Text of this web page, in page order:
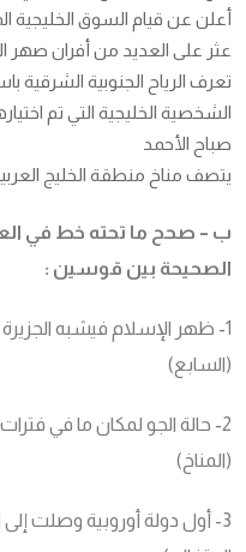
أعلن عن قيام السوق الخليجية
عثر على العديد من أفران صهر
تعرف الرياح الجنوبية الشرقية
الشخصية الخليجية التي تم
صباح الأحمد
يتصف مناخ منطقة الخليج
ب – صحح ما تحته خط في
الصحيحة بين قوسين :
1- ظهر الإسلام فيشبه
(السابع)
2- حالة الجو لمكان ما في
(المناخ)
3- أول دولة أوروبية وصلت